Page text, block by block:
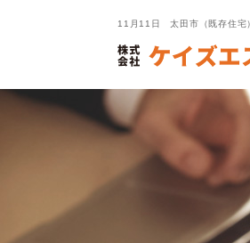
11月11日 太田市（既存住宅